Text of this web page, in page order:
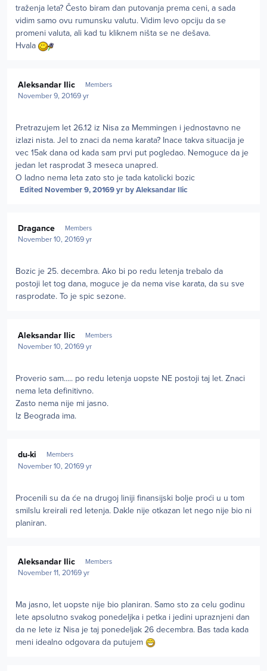
traženja leta? Često biram dan putovanja prema ceni, a sada
vidim samo ovu rumunsku valutu. Vidim levo opciju da se
promeni valuta, ali kad tu kliknem ništa se ne dešava.
Hvala
Aleksandar Ilic Members
November 9, 20169 yr
Pretrazujem let 26.12 iz Nisa za Memmingen i jednostavno ne
izlazi nista. Jel to znaci da nema karata? Inace takva situacija je
vec 15ak dana od kada sam prvi put pogledao. Nemoguce da je
jedan let rasprodat 3 meseca unapred.
O ladno nema leta zato sto je tada katolicki bozic
Edited November 9, 20169 yrby Aleksandar Ilic
Dragance Members
November 10, 20169 yr
Bozic je 25. decembra. Ako bi po redu letenja trebalo da
postoji let tog dana, moguce je da nema vise karata, da su sve
rasprodate. To je spic sezone.
Aleksandar Ilic Members
November 10, 20169 yr
Proverio sam..... po redu letenja uopste NE postoji taj let. Znaci
nema leta definitivno.
Zasto nema nije mi jasno.
Iz Beograda ima.
du-ki Members
November 10, 20169 yr
Procenili su da će na drugoj liniji finansijski bolje proći u u tom
smilslu kreirali red letenja. Dakle nije otkazan let nego nije bio ni
planiran.
Aleksandar Ilic Members
November 11, 20169 yr
Ma jasno, let uopste nije bio planiran. Samo sto za celu godinu
lete apsolutno svakog ponedeljka i petka i jedini upraznjeni dan
da ne lete iz Nisa je taj ponedeljak 26 decembra. Bas tada kada
meni idealno odgovara da putujem